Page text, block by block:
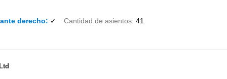
derecho ✓ Cantidad de asientos 41